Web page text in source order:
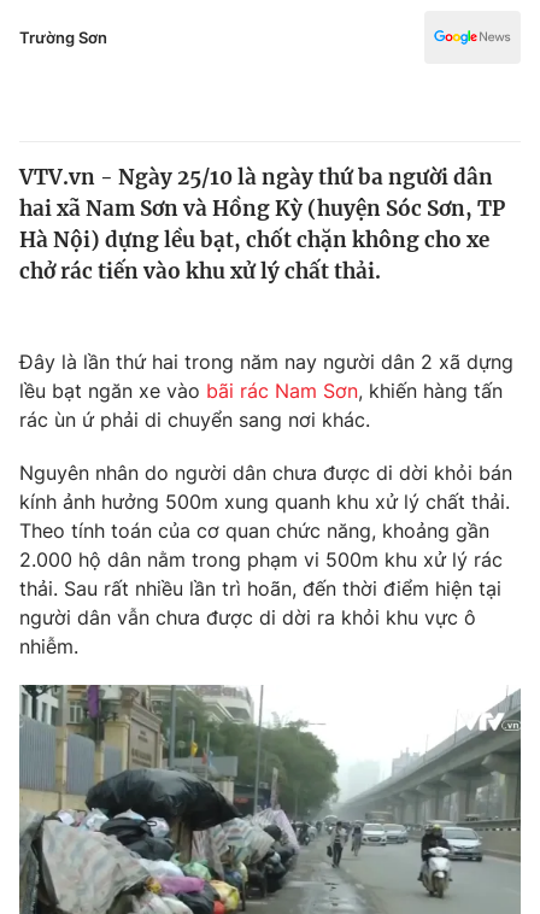
Xã hội
Y tế
Thế giới
Thế giới đó đây
Câu chuyện quốc tế
Tài chính
Thị trường
Góc doanh nghiệp
Dữ liệu và đời sống
Truyền hình
Phim VTV
Hậu trường
Nhân vật
Giải sao mai
Giải trí
Điện ảnh
Âm nhạc
Sao
Đời sống
Làm đẹp
Chất lượng cuộc sống
Giáo dục
Tuyển sinh
Học trực tuyến
Công nghệ
Hitech Công nghệ tương lai
Sản phẩm
Thị trường
Giao lưu trực tuyến
Lịch phát sóng
Văn hóa - Giải trí
Giáo dục
Trường Sơn
VTV.vn - Ngày 25/10 là ngày thứ ba người dân
hai xã Nam Sơn và Hồng Kỳ (huyện Sóc Sơn, TP
Hà Nội) dựng lều bạt, chốt chặn không cho xe
chở rác tiến vào khu xử lý chất thải.
Đây là lần thứ hai trong năm nay người dân 2 xã dựng
lều bạt ngăn xe vào bãi rác Nam Sơn, khiến hàng tấn
rác ùn ứ phải di chuyển sang nơi khác.
Nguyên nhân do người dân chưa được di dời khỏi bán
kính ảnh hưởng 500m xung quanh khu xử lý chất thải.
Theo tính toán của cơ quan chức năng, khoảng gần
2.000 hộ dân nằm trong phạm vi 500m khu xử lý rác
thải. Sau rất nhiều lần trì hoãn, đến thời điểm hiện tại
người dân vẫn chưa được di dời ra khỏi khu vực ô
nhiễm.